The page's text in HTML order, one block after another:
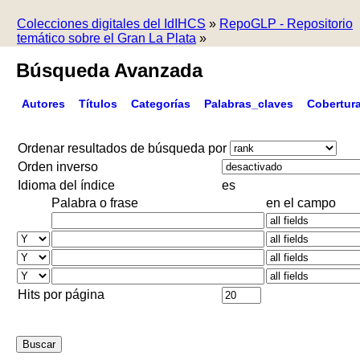
Colecciones digitales del IdIHCS » RepoGLP - Repositorio
temático sobre el Gran La Plata »
Búsqueda Avanzada
Autores Títulos Categorías Palabras_claves
Ordenar resultados de búsqueda por
Orden inverso
Idioma del índice
es
Palabra o frase
en el campo
Hits por página